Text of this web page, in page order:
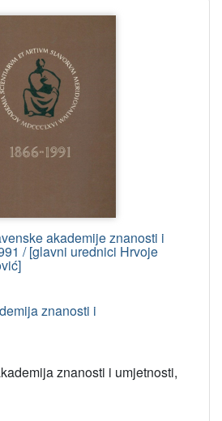
akademije znanosti i
/ [glavni urednici Hrvoje
znanosti i
znanosti i umjetnosti,